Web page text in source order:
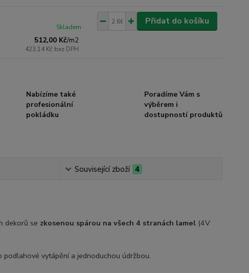
512,00 Kč/m2
423,14 Kč bez DPH
Skladem
Přidat do košíku
Nabízíme také
profesionální
pokládku
Poradíme Vám s
výběrem i
dostupností produktů
Související zboží 4
dekorů se zkosenou spárou na všech 4 stranách lamel (4V
vytápění a jednoduchou údržbou.